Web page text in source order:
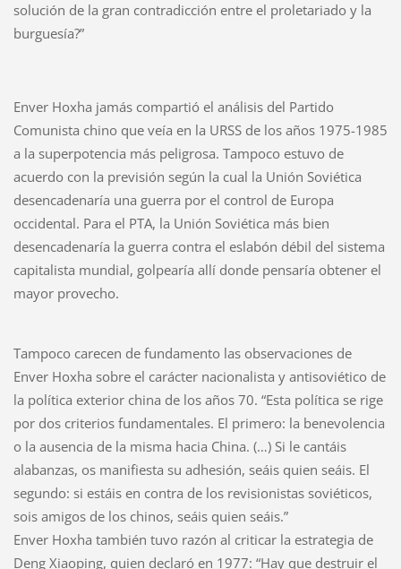
solución de la gran contradicción entre el proletariado y la
burguesía?”
Enver Hoxha jamás compartió el análisis del Partido
Comunista chino que veía en la URSS de los años 1975-1985
a la superpotencia más peligrosa. Tampoco estuvo de
acuerdo con la previsión según la cual la Unión Soviética
desencadenaría una guerra por el control de Europa
occidental. Para el PTA, la Unión Soviética más bien
desencadenaría la guerra contra el eslabón débil del sistema
capitalista mundial, golpearía allí donde pensaría obtener el
mayor provecho.
Tampoco carecen de fundamento las observaciones de
Enver Hoxha sobre el carácter nacionalista y antisoviético de
la política exterior china de los años 70. “Esta política se rige
por dos criterios fundamentales. El primero: la benevolencia
o la ausencia de la misma hacia China. (…) Si le cantáis
alabanzas, os manifiesta su adhesión, seáis quien seáis. El
segundo: si estáis en contra de los revisionistas soviéticos,
sois amigos de los chinos, seáis quien seáis.”
Enver Hoxha también tuvo razón al criticar la estrategia de
Deng Xiaoping, quien declaró en 1977: “Hay que destruir el